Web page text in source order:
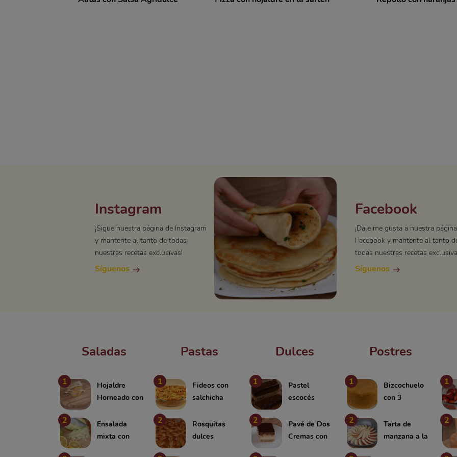
Instagram
¡Sigue nuestra página de Instagram
y mantente al tanto de todas
nuestras recetas exclusivas!
Síguenos
Facebook
¡Dale me gusta a nuestra
Facebook y mantente al tanto
todas nuestras recetas
Síguenos
Saladas
1
Hojaldre
Horneado con
Huevos
2
Ensalada
mixta con
Pastas
1
Fideos con
salchicha
2
Rosquitas
dulces
Dulces
1
Pastel
escocés
2
Pavé de Dos
Cremas con
Postres
1
Bizcochuelo
con 3
2
Tarta de
manzana a la
1
2